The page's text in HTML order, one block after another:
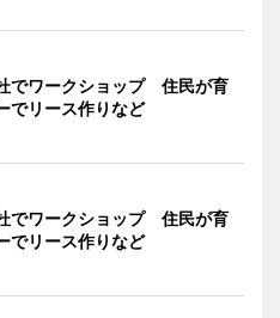
でワークショップ 住民が育
でリース作りなど
でワークショップ 住民が育
でリース作りなど